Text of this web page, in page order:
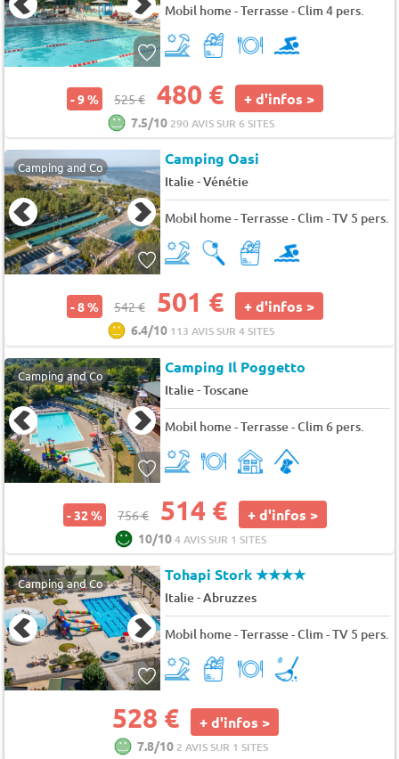
Mobil home - Terrasse - Clim 4 pers.
- 9 % 525 € 480 € + d'infos >
7.5/10 290 AVIS SUR 6 SITES
Camping and Co Camping Oasi
Italie-Vénétie
Mobil home - Terrasse - Clim - TV 5 pers.
- 8 % 542 € 501 € + d'infos >
6.4/10 113 AVIS SUR 4 SITES
Camping and Co Camping Il Poggetto
Italie-Toscane
Mobil home - Terrasse - Clim 6 pers.
- 32 % 756 € 514 € + d'infos >
10/104 AVIS SUR 1 SITES
Camping and Co Tohapi Stork★★★★
Italie-Abruzzes
Mobil home - Terrasse - Clim - TV 5 pers.
528 € + d'infos >
7.8/10 2 AVIS SUR 1 SITES